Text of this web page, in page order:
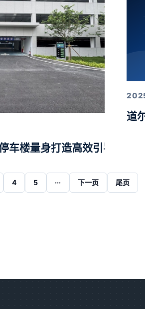
车楼量身打造高效引导解决方
道
4 5 ··· 下一页 尾页